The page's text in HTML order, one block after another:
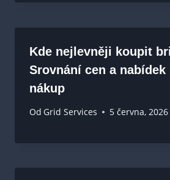
Kde nejlevněji koupit
Srovnání cen a nabídek
nákup
Od Grid Services 5 června, 2026